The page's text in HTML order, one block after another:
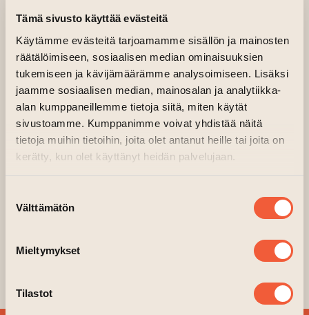
Tämä sivusto käyttää evästeitä
Käytämme evästeitä tarjoamamme sisällön ja mainosten
räätälöimiseen, sosiaalisen median ominaisuuksien
tukemiseen ja kävijämäärämme analysoimiseen. Lisäksi
jaamme sosiaalisen median, mainosalan ja analytiikka-
alan kumppaneillemme tietoja siitä, miten käytät
sivustoamme. Kumppanimme voivat yhdistää näitä
tietoja muihin tietoihin, joita olet antanut heille tai joita on
kerätty, kun olet käyttänyt heidän palvelujaan.
valinta
Välttämätön
Mieltymykset
Tilastot
Galleri Aski, Kontor, dörr F1 och F2
Minna Suoniemisverk iIsääsiprasslar av sin
materialitet. Mitt i en höstlig snårskog – ett
helt liv – hittar kameran upprätta, knotiga
gamla träd, stenar som slipats släta av tiden,
torkade löv och grenar som böjts av otaliga
tidigare vintrar. Deras former återspeglas i
faderns ben och ådrorna i hans armar.
Samtidigt är den unge mannens släta rygg
intakt så att ljus och skugga kan teckna
vet: han har framtiden framför sig.